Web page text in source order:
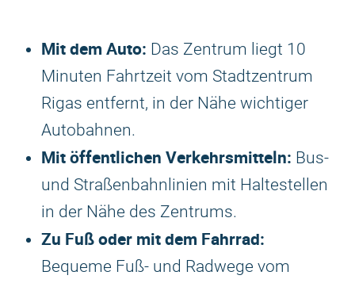
Mit dem Auto: Das Zentrum liegt 10
Minuten Fahrtzeit vom Stadtzentrum
Rigas entfernt, in der Nähe wichtiger
Autobahnen.
Mit öffentlichen Verkehrsmitteln: Bus-
und Straßenbahnlinien mit Haltestellen
in der Nähe des Zentrums.
Zu Fuß oder mit dem Fahrrad:
Bequeme Fuß- und Radwege vom